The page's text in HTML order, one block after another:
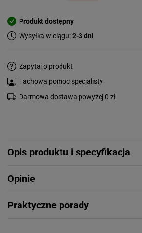
Produkt dostępny
Wysyłka w ciągu:2-3 dni
Zapytaj o produkt
Fachowa pomoc specjalisty
Darmowa dostawa powyżej 0 zł
Opis produktu i specyfikacja
Opinie
Praktyczne porady